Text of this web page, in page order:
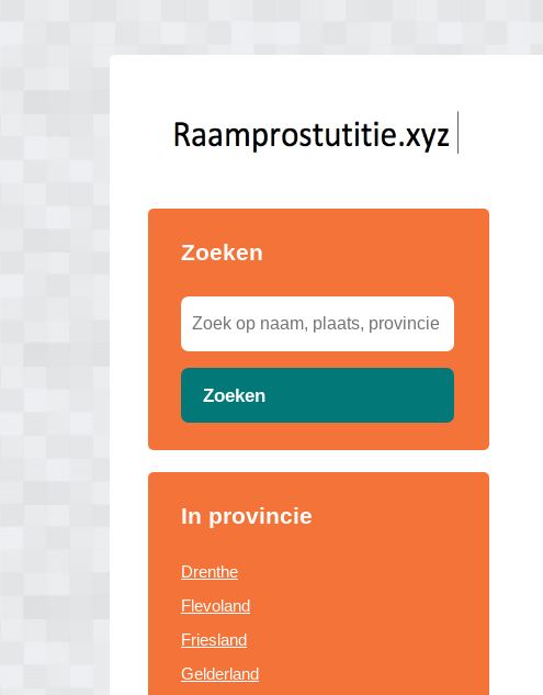
Zoeken
Zoeken
In provincie
Drenthe
Flevoland
Friesland
Gelderland